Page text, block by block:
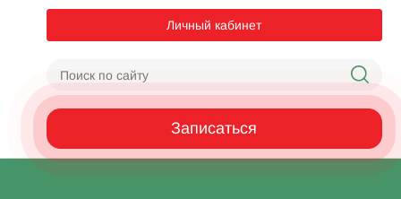
Личный кабинет
Записаться